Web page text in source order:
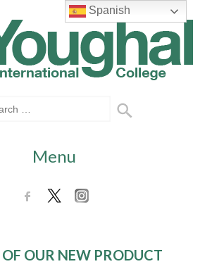
Menu
OUR NEW PRODUCT
Spanish